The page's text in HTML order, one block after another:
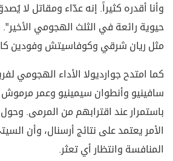
وأنا أقدره كثيراً. إنه عدّاء ومقاتل لا
حيوية رائعة في الثلث الهجومي الأخير".
مثل ريان شرقي وكوفاسيتش وفودين كان
كما امتدح جوارديولا الأداء الهجومي
سافينيو وأنطوان سيمينيو وعمر
باستمرار عند اقترابهم من المرمى.
الأمر يعتمد على نتائج أرسنال، وأن
المنافسة وانتظار أي تعثر.